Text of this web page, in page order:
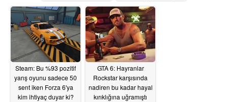
Steam: Bu %93 pozitif
yarış oyunu sadece 50
sent iken Forza 6'ya
kim ihtiyaç duyar ki?
GTA 6: Hayranlar
Rockstar karşısında
nadiren bu kadar hayal
kırıklığına uğramıştı